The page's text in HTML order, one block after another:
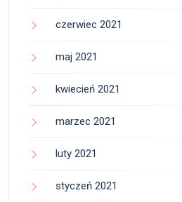
czerwiec 2021
maj 2021
kwiecień 2021
marzec 2021
luty 2021
styczeń 2021